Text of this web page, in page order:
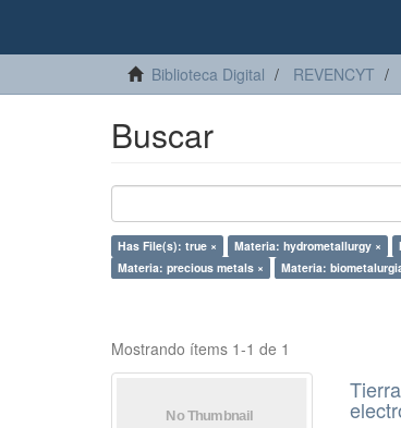
Biblioteca Digital REVENCYT
Buscar
Has File(s): true × Materia: hydrometallurgy ×
Materia: precious metals ×
Materia:
Mostrando ítems 1-1 de 1